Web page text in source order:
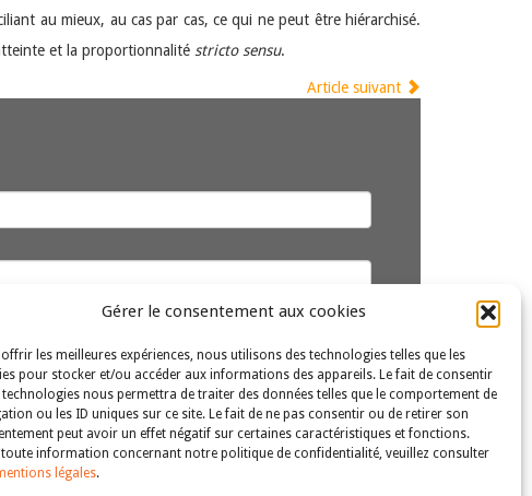
Gérer le consentement aux cookies
les meilleures expériences, nous utilisons des technologies telles que les
pour stocker et/ou accéder aux informations des appareils. Le fait de consentir
technologies nous permettra de traiter des données telles que le comportement de
ou les ID uniques sur ce site. Le fait de ne pas consentir ou de retirer son
peut avoir un effet négatif sur certaines caractéristiques et fonctions.
toute information concernant notre politique de confidentialité, veuillez consulter
légales.
au mieux, au cas par cas, ce qui ne peut être hiérarchisé.
et la proportionnalité stricto sensu.
Article suivant